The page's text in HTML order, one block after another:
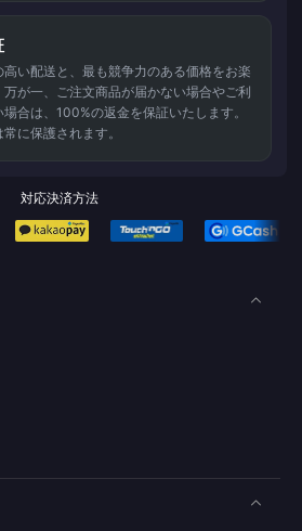
い配送と、最も競争力のある価格をお楽
万が一、ご注文商品が届かない場合やご利
合は、100%の返金を保証いたします。
に保護されます。
対応決済方法